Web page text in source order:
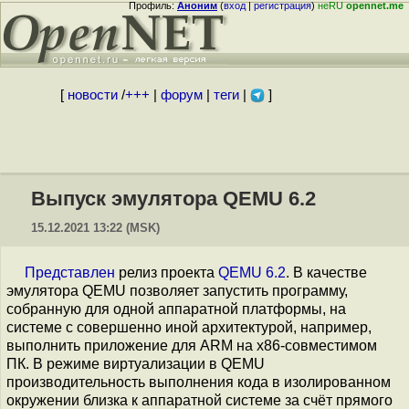
Профиль:Аноним(вход|регистрация)неRUopennet.me
[ новости/+++ форум| теги| ]
Выпуск эмулятора QEMU 6.2
15.12.2021 13:22 (MSK)
Представлен релиз проекта QEMU 6.2. В качестве
эмулятора QEMU позволяет запустить программу,
собранную для одной аппаратной платформы, на
системе с совершенно иной архитектурой, например,
выполнить приложение для ARM на x86-совместимом
ПК. В режиме виртуализации в QEMU
производительность выполнения кода в изолированном
окружении близка к аппаратной системе за счёт прямого